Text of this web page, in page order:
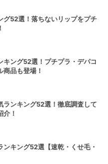
グ52選！落ちないリップをプチ
キング52選！プチプラ・デパコ
商品も登場！
ランキング52選！徹底調査して
介！
ンキング52選【速乾・くせ毛・